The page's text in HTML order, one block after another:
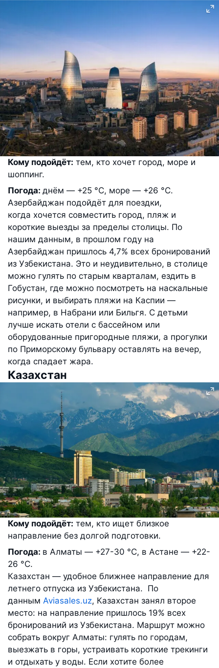
Кому подойдёт: тем, кто хочет город, море и
шоппинг.
Погода: днём — +25 °С, море — +26 °С.
Азербайджан подойдёт для поездки,
когда хочется совместить город, пляж и
короткие выезды за пределы столицы. По
нашим данным, в прошлом году на
Азербайджан пришлось 4,7% всех бронирований
из Узбекистана. Это и неудивительно, в столице
можно гулять по старым кварталам, ездить в
Гобустан, где можно посмотреть на наскальные
рисунки, и выбирать пляжи на Каспии —
например, в Набрани или Бильгя. С детьми
лучше искать отели с бассейном или
оборудованные пригородные пляжи, а прогулки
по Приморскому бульвару оставлять на вечер,
когда спадает жара.
Казахстан
Кому подойдёт: тем, кто ищет близкое
направление без долгой подготовки.
Погода: в Алматы — +27-30 °C, в Астане — +22-
26 °C.
Казахстан — удобное ближнее направление для
летнего отпуска из Узбекистана. По
данным Aviasales.uz, Казахстан занял второе
место: на направление пришлось 19% всех
бронирований из Узбекистана. Маршрут можно
собрать вокруг Алматы: гулять по городам,
выезжать в горы, устраивать короткие трекинги
и отдыхать у воды. Если хотите более